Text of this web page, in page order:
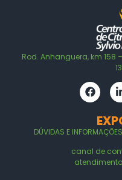
Rod. Anhanguera, km 158
DÚVIDAS E INFORMAÇÕES
canal de